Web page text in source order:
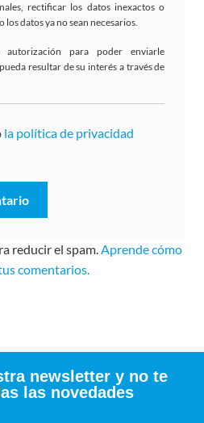
rectificar los datos inexactos o
datos ya no sean necesarios.
autorización para poder enviarle
resultar de su interés a través de
la política de privacidad
reducir el spam.Aprende cómo
comentarios.
newsletter y no te
las novedades